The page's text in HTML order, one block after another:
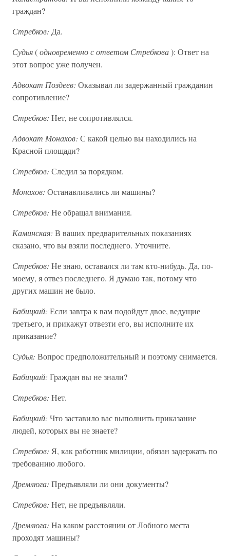
граждан?
Стребков: Да.
Судья(одновременно с ответом Стребкова): Ответ на
этот вопрос уже получен.
Адвокат Поздеев: Оказывал ли задержанный гражданин
сопротивление?
Стребков: Нет, не сопротивлялся.
Адвокат Монахов: С какой целью вы находились на
Красной площади?
Стребков: Следил за порядком.
Монахов: Останавливались ли машины?
Стребков: Не обращал внимания.
Каминская: В ваших предварительных показаниях
сказано, что вы взяли последнего. Уточните.
Стребков: Не знаю, оставался ли там кто-нибудь. Да, по-
моему, я отвез последнего. Я думаю так, потому что
других машин не было.
Бабицкий: Если завтра к вам подойдут двое, ведущие
третьего, и прикажут отвезти его, вы исполните их
приказание?
Судья: Вопрос предположительный и поэтому снимается.
Бабицкий: Граждан вы не знали?
Стребков: Нет.
Бабицкий: Что заставило вас выполнить приказание
людей, которых вы не знаете?
Стребков: Я, как работник милиции, обязан задержать по
требованию любого.
Дремлюга: Предъявляли ли они документы?
Стребков: Нет, не предъявляли.
Дремлюга: На каком расстоянии от Лобного места
проходят машины?